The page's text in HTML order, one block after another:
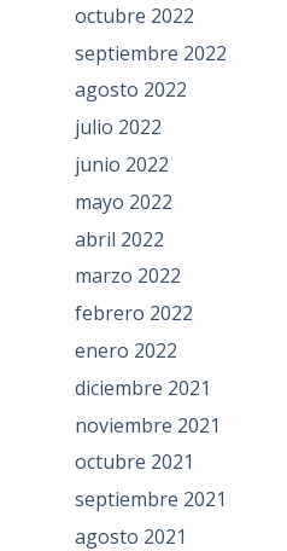
octubre 2022
septiembre 2022
agosto 2022
julio 2022
junio 2022
mayo 2022
abril 2022
marzo 2022
febrero 2022
enero 2022
diciembre 2021
noviembre 2021
octubre 2021
septiembre 2021
agosto 2021